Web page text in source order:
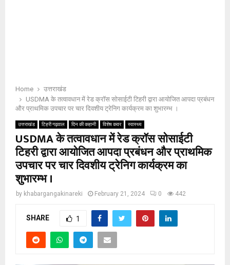
Home
उत्तराखंड
USDMA के तत्वावधान में रेड क्रॉस सोसाईटी टिहरी द्वारा आयोजित आपदा प्रबंधन
और प्राथमिक उपचार पर चार दिवशीय ट्रेनिग कार्यक्रम का शुभारम्भ ।
उत्तराखंड टिहरी गढ़वाल दिन की कहानी विशेष कवर स्वास्थ्य
USDMA के तत्वावधान में रेड क्रॉस सोसाईटी
टिहरी द्वारा आयोजित आपदा प्रबंधन और प्राथमिक
उपचार पर चार दिवशीय ट्रेनिग कार्यक्रम का
शुभारम्भ ।
by khabargangakinareki February 21, 2024 0 442
SHARE 1